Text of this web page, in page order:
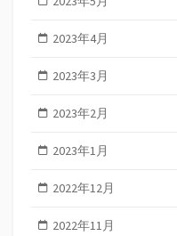
2023年4月
2023年3月
2023年2月
2023年1月
2022年12月
2022年11月